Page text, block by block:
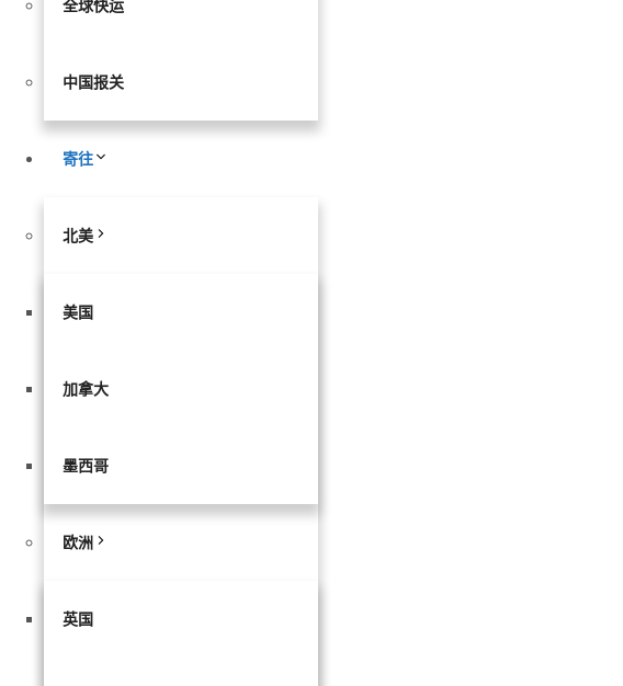
全球快运
中国报关
寄往
北美
美国
加拿大
墨西哥
欧洲
英国